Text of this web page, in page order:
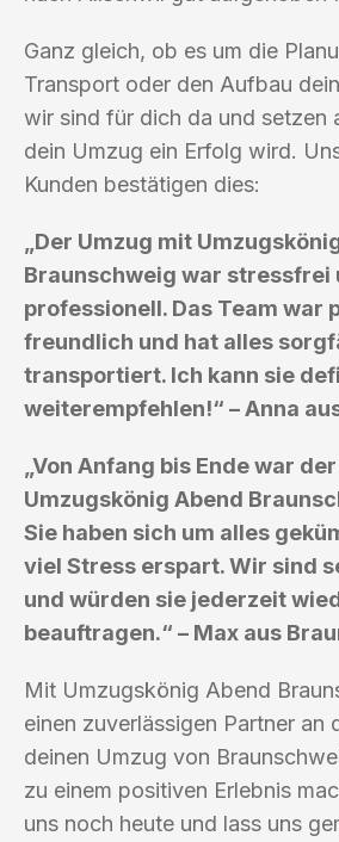
Ganz gleich, ob es um die
Transport oder den Aufbau
wir sind für dich da und setzen
dein Umzug ein Erfolg wird.
Kunden bestätigen dies:
„Der Umzug mit
Braunschweig war stressfrei
professionell. Das Team war
freundlich und hat alles
transportiert. Ich kann sie
weiterempfehlen!“ – Anna
„Von Anfang bis Ende war
Umzugskönig Abend
Sie haben sich um alles
viel Stress erspart. Wir sind
und würden sie jederzeit
beauftragen.“ – Max aus
Mit Umzugskönig Abend
einen zuverlässigen Partner an
deinen Umzug von
zu einem positiven Erlebnis
uns noch heute und lass uns